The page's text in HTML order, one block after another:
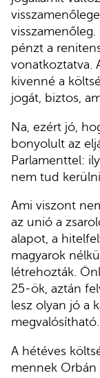
pénzt a
vonatkoztatva.
kivenné a
jogát, biztos,
Na, ezért jó,
bonyolult az
Parlamenttel:
nem tud kerülni.
Ami viszont
az unió a
alapot, a
magyarok
létrehozták.
25-ök, aztán
lesz olyan jó a
megvalósítható.
A hétéves
mennek Orbán